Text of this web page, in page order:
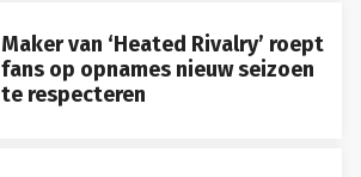
Maker van ‘Heated Rivalry’ roept
fans op opnames nieuw seizoen
te respecteren